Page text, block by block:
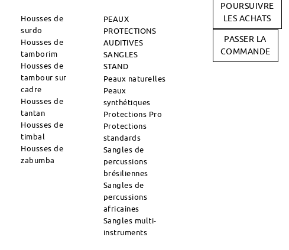
Housses de
surdo
Housses de
tamborim
Housses de
tambour sur
cadre
Housses de
tantan
Housses de
timbal
Housses de
zabumba
PEAUX
PROTECTIONS
AUDITIVES
SANGLES
STAND
Peaux naturelles
Peaux
synthétiques
Protections Pro
Protections
standards
Sangles de
percussions
brésiliennes
Sangles de
percussions
africaines
Sangles multi-
instruments
POURSUIVRE
LES ACHATS
PASSER LA
COMMANDE